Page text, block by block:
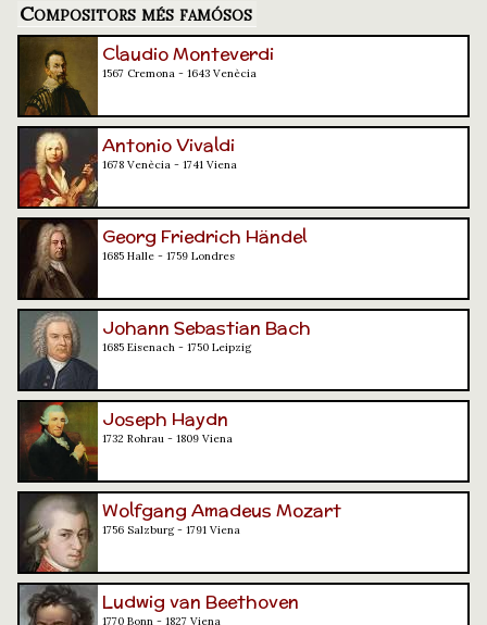
Compositors més famósos
Claudio Monteverdi
1567 Cremona - 1643 Venècia
Antonio Vivaldi
1678 Venècia - 1741 Viena
Georg Friedrich Händel
1685 Halle - 1759 Londres
Johann Sebastian Bach
1685 Eisenach - 1750 Leipzig
Joseph Haydn
1732 Rohrau - 1809 Viena
Wolfgang Amadeus Mozart
1756 Salzburg - 1791 Viena
Ludwig van Beethoven
1770 Bonn - 1827 Viena